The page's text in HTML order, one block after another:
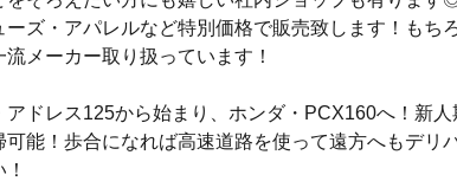
ズ・アパレルなど特別価格で販売致します！もち
メーカー取り扱っています！
アドレス125から始まり、ホンダ・PCX160へ！新人
可能！歩合になれば高速道路を使って遠方へもデリ